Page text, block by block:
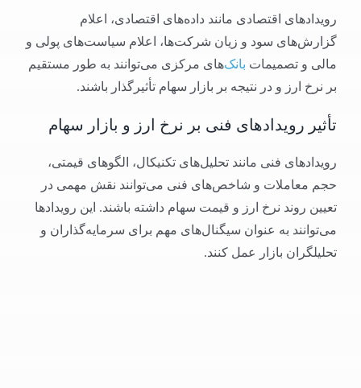
رویدادهای اقتصادی مانند داده‌های اقتصادی، اعلام
گزارش‌های سود و زیان شرکت‌ها، اعلام سیاست‌های پولی و
مالی و تصمیمات بانک‌های مرکزی می‌توانند به طور مستقیم
بر نرخ ارز و در نتیجه بر بازار سهام تأثیرگذار باشند.
تأثیر رویدادهای فنی بر نرخ ارز و بازار سهام
رویدادهای فنی مانند تحلیل‌های تکنیکال، الگوهای قیمتی،
حجم معاملات و شاخص‌های فنی می‌توانند نقش مهمی در
تعیین روند نرخ ارز و قیمت سهام داشته باشند. این رویدادها
می‌توانند به عنوان سیگنال‌های مهم برای سرمایه‌گذاران و
تحلیلگران بازار عمل کنند.